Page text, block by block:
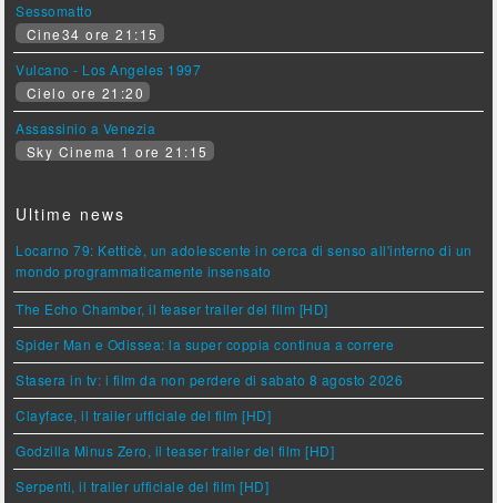
Sessomatto
Cine34 ore 21:15
Vulcano - Los Angeles 1997
Cielo ore 21:20
Assassinio a Venezia
Sky Cinema 1 ore 21:15
Ultime news
Locarno 79: Ketticè, un adolescente in cerca di senso all'interno di un
mondo programmaticamente insensato
The Echo Chamber, il teaser trailer del film [HD]
Spider Man e Odissea: la super coppia continua a correre
Stasera in tv: i film da non perdere di sabato 8 agosto 2026
Clayface, il trailer ufficiale del film [HD]
Godzilla Minus Zero, il teaser trailer del film [HD]
Serpenti, il trailer ufficiale del film [HD]